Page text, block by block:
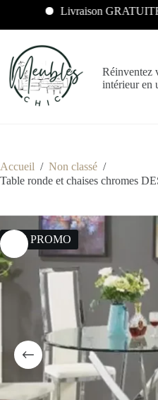
Livraison GRATUITE
Réinventez
intérieur en
Accueil / Non classé /
Table ronde et chaises chromes
31% PROMO